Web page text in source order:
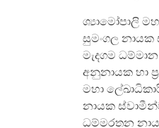
ශ්‍යාමෝපාලි
සුමංගල නායක
මැදගම
අනුනායක හා
මහා
නායක
ධම්මරතන